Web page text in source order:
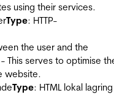
using their services.
Type: HTTP-
the user and the
This serves to optimise
website.
Type: HTML lokal lagring